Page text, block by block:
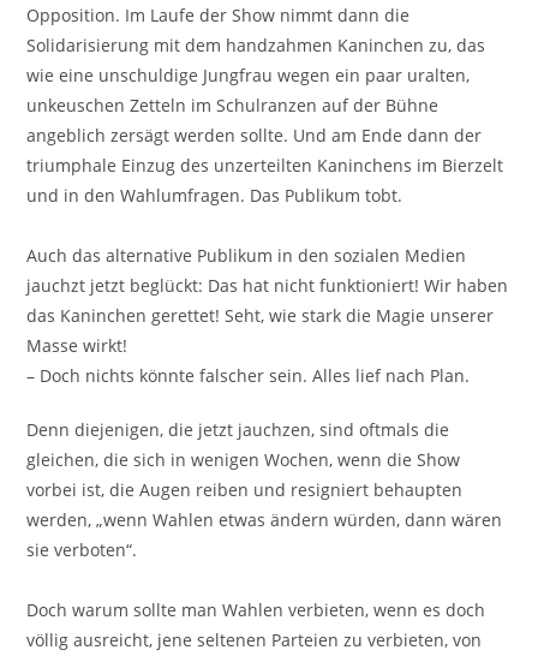
Opposition. Im Laufe der Show nimmt dann die
Solidarisierung mit dem handzahmen Kaninchen zu, das
wie eine unschuldige Jungfrau wegen ein paar uralten,
unkeuschen Zetteln im Schulranzen auf der Bühne
angeblich zersägt werden sollte. Und am Ende dann der
triumphale Einzug des unzerteilten Kaninchens im Bierzelt
und in den Wahlumfragen. Das Publikum tobt.
Auch das alternative Publikum in den sozialen Medien
jauchzt jetzt beglückt: Das hat nicht funktioniert! Wir haben
das Kaninchen gerettet! Seht, wie stark die Magie unserer
Masse wirkt!
– Doch nichts könnte falscher sein. Alles lief nach Plan.
Denn diejenigen, die jetzt jauchzen, sind oftmals die
gleichen, die sich in wenigen Wochen, wenn die Show
vorbei ist, die Augen reiben und resigniert behaupten
werden, „wenn Wahlen etwas ändern würden, dann wären
sie verboten“.
Doch warum sollte man Wahlen verbieten, wenn es doch
völlig ausreicht, jene seltenen Parteien zu verbieten, von